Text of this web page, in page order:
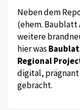
Neben dem
(ehem. Baublatt
weitere
hier was
Regional
digital,
gebracht.